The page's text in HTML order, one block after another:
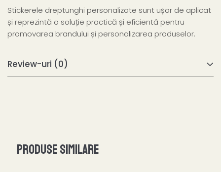
Stickerele dreptunghi personalizate sunt ușor de aplicat
și reprezintă o soluție practică și eficientă pentru
promovarea brandului și personalizarea produselor.
Review-uri (0)
Produse similare